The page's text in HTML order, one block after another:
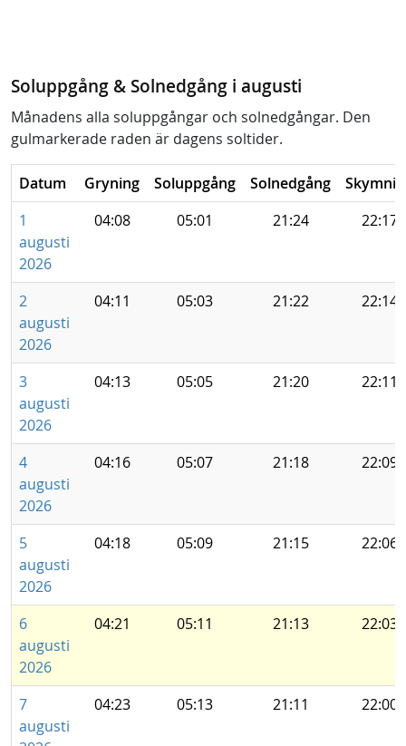
Soluppgång & Solnedgång i augusti
Månadens alla soluppgångar och solnedgångar. Den
gulmarkerade raden är dagens soltider.
Datum Gryning Soluppgång Solnedgång
1
augusti
2026
04:08 05:01 21:24 22:17
2
augusti
2026
04:11 05:03 21:22 22:14
3
augusti
2026
04:13 05:05 21:20 22:11
4
augusti
2026
04:16 05:07 21:18 22:09
5
augusti
2026
04:18 05:09 21:15 22:06
6
augusti
2026
04:21 05:11 21:13 22:03
7
augusti
04:23 05:13 21:11 22:00